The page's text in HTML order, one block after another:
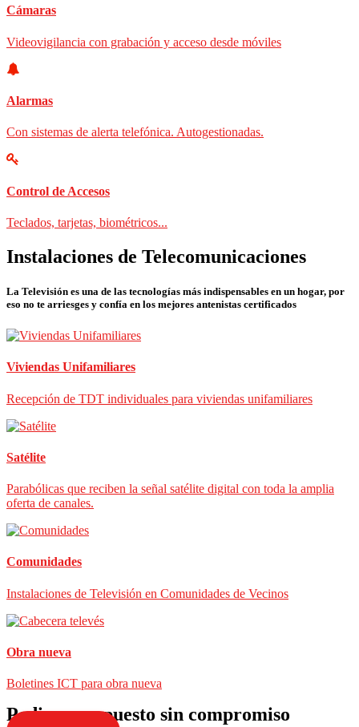
Cámaras
Videovigilancia con grabación y acceso desde móviles
Alarmas
Con sistemas de alerta telefónica. Autogestionadas.
Control de Accesos
Teclados, tarjetas, biométricos...
Instalaciones de Telecomunicaciones
La Televisión es una de las tecnologías más indispensables en un hogar, por
eso no te arriesges y confía en los mejores antenistas certificados
Viviendas Unifamiliares
Recepción de TDT individuales para viviendas unifamiliares
Satélite
Parabólicas que reciben la señal satélite digital con toda la amplia
oferta de canales.
Comunidades
Instalaciones de Televisión en Comunidades de Vecinos
Obra nueva
Boletines ICT para obra nueva
Pedir presupuesto sin compromiso